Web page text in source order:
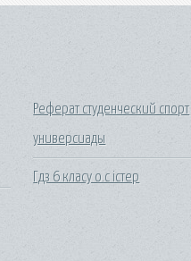
Реферат студенческий спорт
универсиады
Гдз 6 класу о.с істер